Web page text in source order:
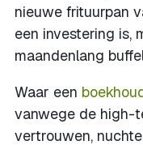
nieuwe frituurpan
een investering is,
maandenlang
Waar een
vanwege de high-
vertrouwen,